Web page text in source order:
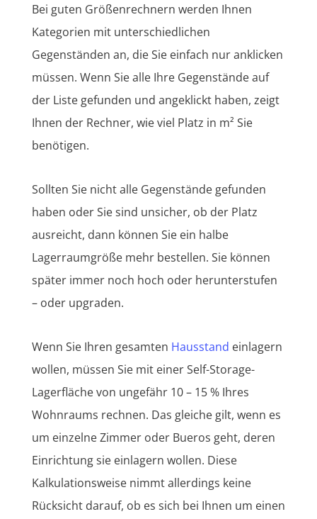
Bei guten Größenrechnern werden Ihnen
Kategorien mit unterschiedlichen
Gegenständen an, die Sie einfach nur anklicken
müssen. Wenn Sie alle Ihre Gegenstände auf
der Liste gefunden und angeklickt haben, zeigt
Ihnen der Rechner, wie viel Platz in m² Sie
benötigen.
Sollten Sie nicht alle Gegenstände gefunden
haben oder Sie sind unsicher, ob der Platz
ausreicht, dann können Sie ein halbe
Lagerraumgröße mehr bestellen. Sie können
später immer noch hoch oder herunterstufen
– oder upgraden.
Wenn Sie Ihren gesamten Hausstand einlagern
wollen, müssen Sie mit einer Self-Storage-
Lagerfläche von ungefähr 10 – 15 % Ihres
Wohnraums rechnen. Das gleiche gilt, wenn es
um einzelne Zimmer oder Bueros geht, deren
Einrichtung sie einlagern wollen. Diese
Kalkulationsweise nimmt allerdings keine
Rücksicht darauf, ob es sich bei Ihnen um einen